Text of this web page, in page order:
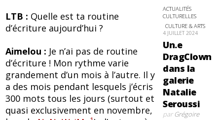
LTB : Quelle est ta routine
d’écriture aujourd’hui ?
Aimelou : Je n’ai pas de routine
d’écriture ! Mon rythme varie
grandement d’un mois à l’autre. Il y
a des mois pendant lesquels j’écris
300 mots tous les jours (surtout et
quasi exclusivement en novembre,
ACTUALITÉS
CULTURELLES
CULTURE & ARTS
4 JUILLET 2024
Un.e
DragClown
dans la
galerie
Natalie
Seroussi
parGrégoire